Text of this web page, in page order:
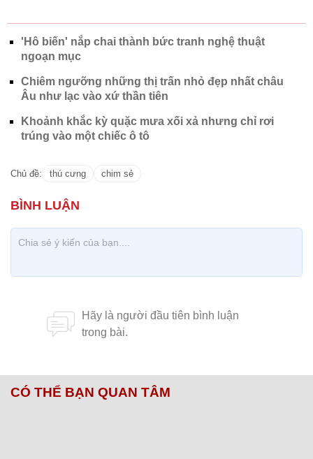
'Hô biến' nắp chai thành bức tranh nghệ thuật
ngoạn mục
Chiêm ngưỡng những thị trấn nhỏ đẹp nhất châu
Âu như lạc vào xứ thần tiên
Khoảnh khắc kỳ quặc mưa xối xả nhưng chỉ rơi
trúng vào một chiếc ô tô
Chủ đề: thú cưng chim sẻ
CÓ THỂ BẠN QUAN TÂM